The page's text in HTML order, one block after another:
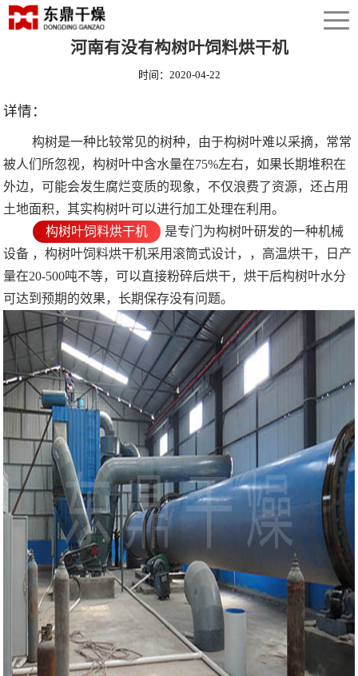
河南有没有构树叶饲料烘干机
时间：2020-04-22
详情：
构树是一种比较常见的树种，由于构树叶难以采摘，常常
被人们所忽视，构树叶中含水量在75%左右，如果长期堆积在
外边，可能会发生腐烂变质的现象，不仅浪费了资源，还占用
土地面积，其实构树叶可以进行加工处理在利用。
构树叶饲料烘干机
是专门为构树叶研发的一种机械
设备 ，构树叶饲料烘干机采用滚筒式设计，，高温烘干，日产
量在20-500吨不等，可以直接粉碎后烘干，烘干后构树叶水分
可达到预期的效果，长期保存没有问题。